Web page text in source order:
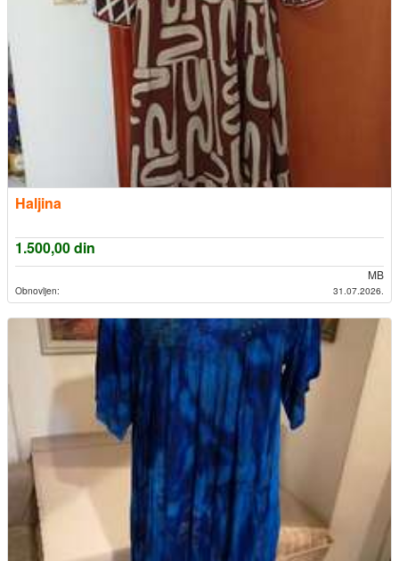
Haljina
1.500,00din
MB
Obnovljen: 31.07.2026.